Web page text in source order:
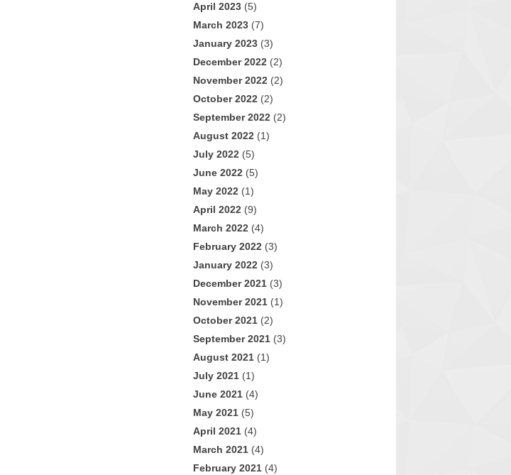
April 2023 (5)
March 2023 (7)
January 2023 (3)
December 2022 (2)
November 2022 (2)
October 2022 (2)
September 2022 (2)
August 2022 (1)
July 2022 (5)
June 2022 (5)
May 2022 (1)
April 2022 (9)
March 2022 (4)
February 2022 (3)
January 2022 (3)
December 2021 (3)
November 2021 (1)
October 2021 (2)
September 2021 (3)
August 2021 (1)
July 2021 (1)
June 2021 (4)
May 2021 (5)
April 2021 (4)
March 2021 (4)
February 2021 (4)